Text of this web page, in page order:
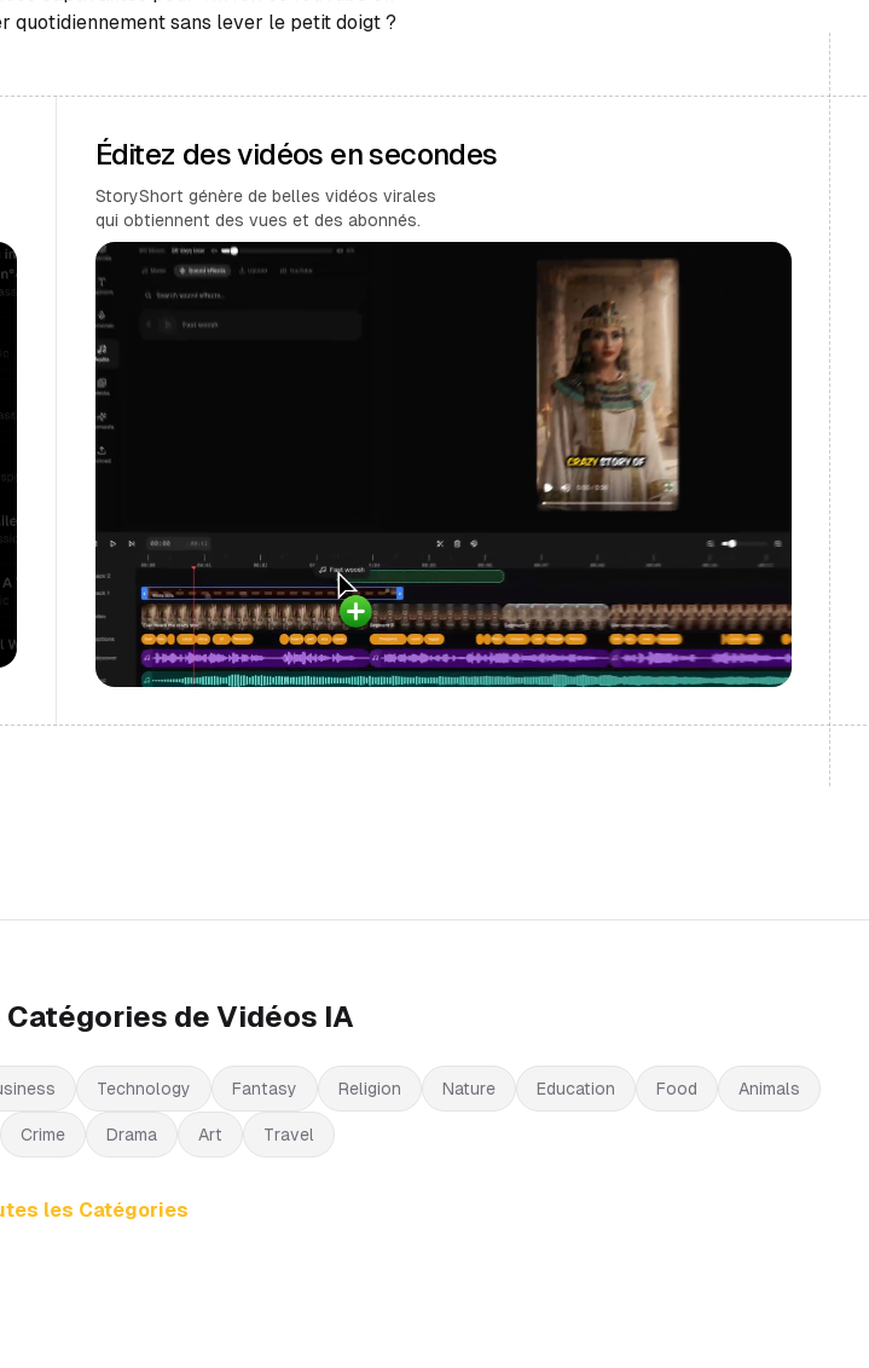
quotidiennement sans lever le petit doigt ?
Éditez des vidéos en secondes
StoryShort génère de belles vidéos virales
qui obtiennent des vues et des abonnés.
de Vidéos IA
Technology Fantasy Religion Nature Education Food Animals
Crime Drama Art Travel
les Catégories